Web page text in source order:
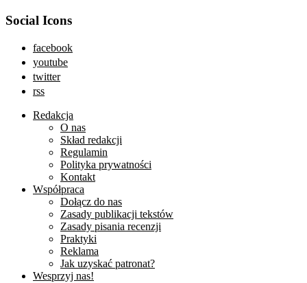
Social Icons
facebook
youtube
twitter
rss
Redakcja
O nas
Skład redakcji
Regulamin
Polityka prywatności
Kontakt
Współpraca
Dołącz do nas
Zasady publikacji tekstów
Zasady pisania recenzji
Praktyki
Reklama
Jak uzyskać patronat?
Wesprzyj nas!